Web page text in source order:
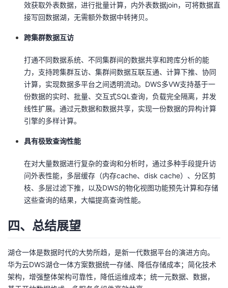
效获取外表数据，进行批量计算，内外表数据join，可将数据直
接写回数据湖，无需额外数据中转拷贝。
跨集群数据互访
打通不同数据系统、不同集群间的数据共享和跨库分析的能
力，支持跨集群互访、集群间数据互联互通、计算下推、协同
计算，实现数据多平台之间透明流动。DWS多VW支持基于一
份数据的实时、批量、交互式SQL查询，负载完全隔离，并发
线性扩展。通过元数据和数据共享，实现一份数据的异构计算
引擎的多样计算。
具有极致查询性能
在对大量数据进行复杂的查询和分析时，通过多种手段提升访
问外表性能，多层缓存（内存cache、disk cache）、分区剪
枝、多层过滤下推，以及DWS的物化视图功能预先计算和存储
这些查询的结果，大幅提高查询性能。
四、总结展望
湖仓一体是数据时代的大势所趋，是新一代数据平台的演进方向。
华为云DWS湖仓一体方案数据统一存储、降低存储成本；简化技术
架构，增强整体架构可靠性，降低运维成本；统一元数据、数据，